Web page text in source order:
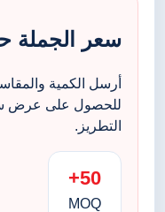
سعر
أرسل الكمية
للحصول على عرض
التطريز.
50+
MOQ